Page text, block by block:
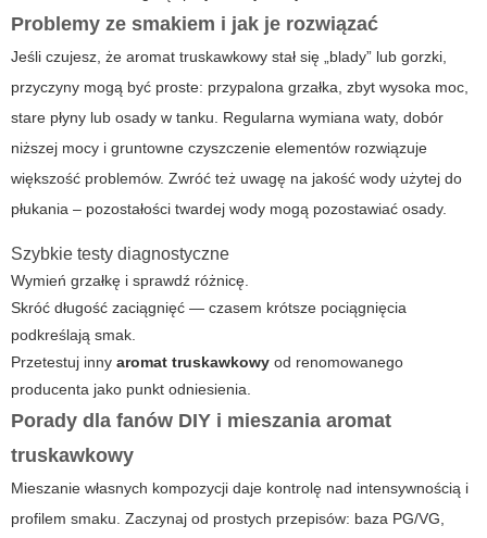
Problemy ze smakiem i jak je rozwiązać
Jeśli czujesz, że aromat truskawkowy stał się „blady” lub gorzki,
przyczyny mogą być proste: przypalona grzałka, zbyt wysoka moc,
stare płyny lub osady w tanku. Regularna wymiana waty, dobór
niższej mocy i gruntowne czyszczenie elementów rozwiązuje
większość problemów. Zwróć też uwagę na jakość wody użytej do
płukania – pozostałości twardej wody mogą pozostawiać osady.
Szybkie testy diagnostyczne
Wymień grzałkę i sprawdź różnicę.
Skróć długość zaciągnięć — czasem krótsze pociągnięcia
podkreślają smak.
Przetestuj inny aromat truskawkowy od renomowanego
producenta jako punkt odniesienia.
Porady dla fanów DIY i mieszania aromat
truskawkowy
Mieszanie własnych kompozycji daje kontrolę nad intensywnością i
profilem smaku. Zaczynaj od prostych przepisów: baza PG/VG,